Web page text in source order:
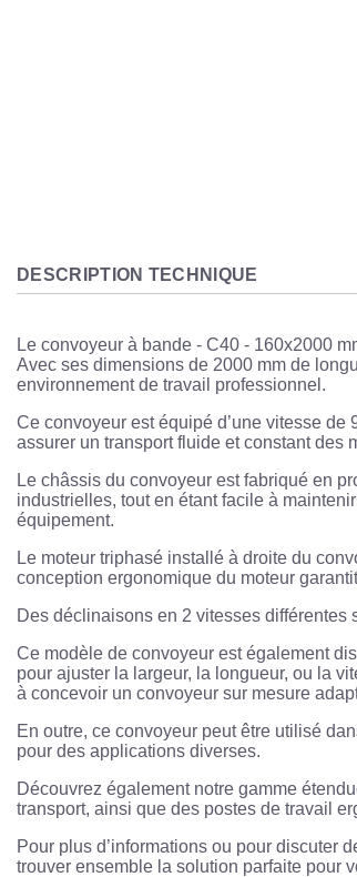
DESCRIPTION TECHNIQUE
Le convoyeur à bande - C40 - 160x2000
Avec ses dimensions de 2000 mm de
environnement de travail professionnel.
Ce convoyeur est équipé d’une vitesse
assurer un transport fluide et constant des
Le châssis du convoyeur est fabriqué en
industrielles, tout en étant facile à
équipement.
Le moteur triphasé installé à droite du
conception ergonomique du moteur
Des déclinaisons en 2 vitesses
Ce modèle de convoyeur est également
pour ajuster la largeur, la longueur, ou la
à concevoir un convoyeur sur mesure
En outre, ce convoyeur peut être utilisé
pour des applications diverses.
Découvrez également notre gamme
transport, ainsi que des postes de travail
Pour plus d’informations ou pour discuter
trouver ensemble la solution parfaite pour